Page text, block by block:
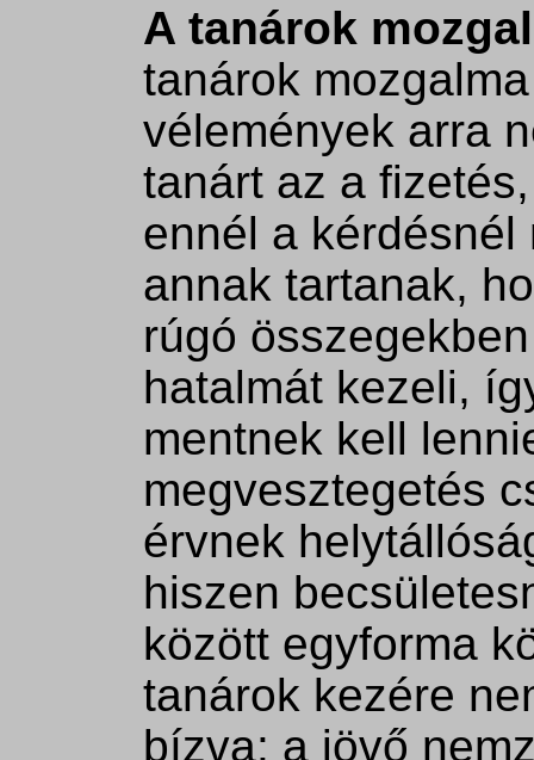
A tanárok
tanárok
vélemények arra
tanárt az a
ennél a
annak tartanak,
rúgó
hatalmát kezeli,
mentnek kell
megvesztegetés
érvnek
hiszen
között egyforma
tanárok kezére
bízva: a jövő